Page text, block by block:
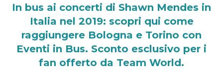
In bus ai concerti di Shawn Mendes in
Italia nel 2019: scopri qui come
raggiungere Bologna e Torino con
Eventi in Bus. Sconto esclusivo per i
fan offerto da Team World.